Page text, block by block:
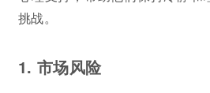
挑战。
1. 市场风险